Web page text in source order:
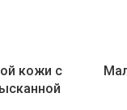
кожи с